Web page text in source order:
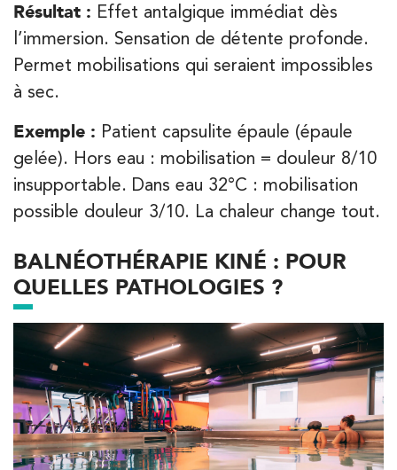
Résultat : Effet antalgique immédiat dès
l’immersion. Sensation de détente profonde.
Permet mobilisations qui seraient impossibles
à sec.
Exemple : Patient capsulite épaule (épaule
gelée). Hors eau : mobilisation = douleur 8/10
insupportable. Dans eau 32°C : mobilisation
possible douleur 3/10. La chaleur change tout.
BALNÉOTHÉRAPIE KINÉ : POUR
QUELLES PATHOLOGIES ?